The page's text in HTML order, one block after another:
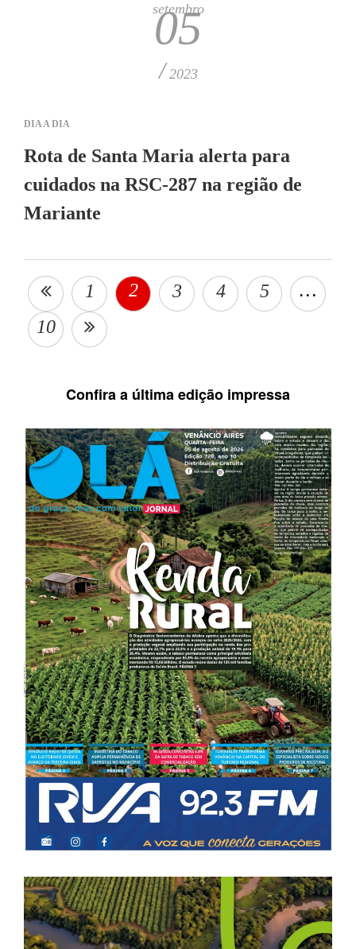
setembro
05
/ 2023
DIA A DIA
Rota de Santa Maria alerta para
cuidados na RSC-287 na região de
Mariante
1 2 3 4 5
…
10
Confira a última edição impressa